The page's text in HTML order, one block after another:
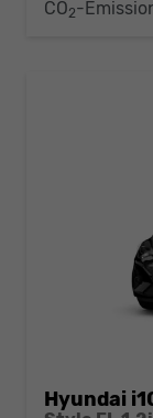
CO2-
Hyundai